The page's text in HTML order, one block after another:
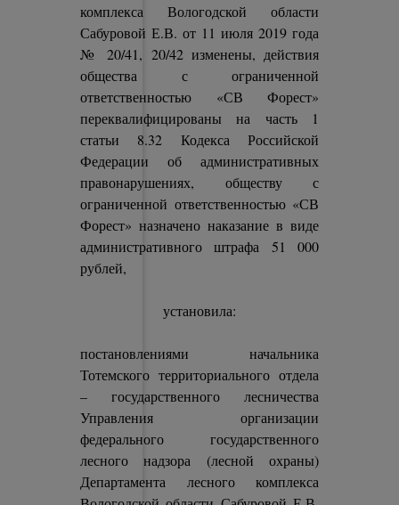
комплекса Вологодской области
Сабуровой Е.В. от 11 июля 2019 года
№ 20/41, 20/42 изменены, действия
общества с ограниченной
ответственностью «СВ Форест»
переквалифицированы на часть 1
статьи 8.32 Кодекса Российской
Федерации об административных
правонарушениях, обществу с
ограниченной ответственностью «СВ
Форест» назначено наказание в виде
административного штрафа 51 000
рублей,
установила:
постановлениями начальника
Тотемского территориального отдела
– государственного лесничества
Управления организации
федерального государственного
лесного надзора (лесной охраны)
Департамента лесного комплекса